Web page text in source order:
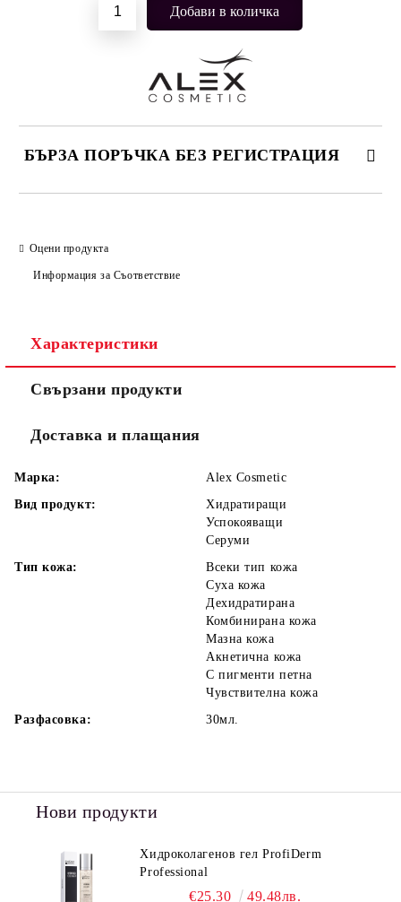
БЪРЗА ПОРЪЧКА БЕЗ РЕГИСТРАЦИЯ
Оцени продукта
Информация за Съответствие
Характеристики
Свързани продукти
Доставка и плащания
Марка:
Alex Cosmetic
Вид продукт:
Хидратиращи
Успокояващи
Серуми
Тип кожа:
Всеки тип кожа
Суха кожа
Дехидратирана
Комбинирана кожа
Мазна кожа
Акнетична кожа
С пигменти петна
Чувствителна кожа
Разфасовка:
30мл.
Нови продукти
Хидроколагенов гел ProfiDerm
Professional
€25.30 49.48лв.